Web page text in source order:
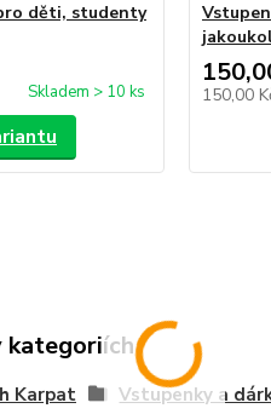
děti, studenty
Skladem > 10 ks
150,00
kategoriích
Karpat
Vstupenky a